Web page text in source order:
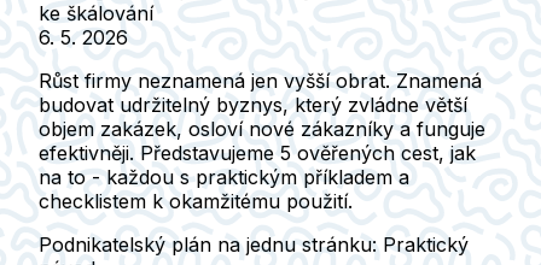
ke škálování
6. 5. 2026
Růst firmy neznamená jen vyšší obrat. Znamená
budovat udržitelný byznys, který zvládne větší
objem zakázek, osloví nové zákazníky a funguje
efektivněji. Představujeme 5 ověřených cest, jak
na to - každou s praktickým příkladem a
checklistem k okamžitému použití.
Podnikatelský plán na jednu stránku: Praktický